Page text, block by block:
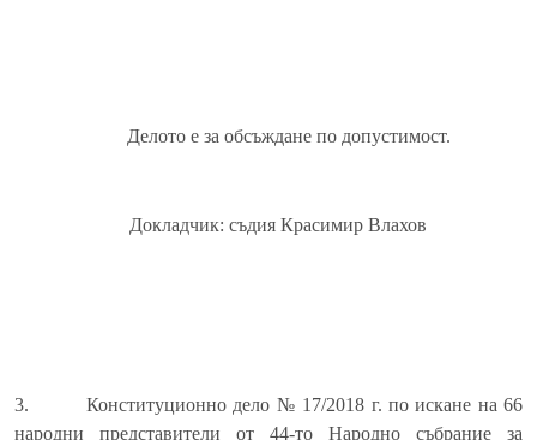
Делото е за обсъждане по допустимост.
Докладчик: съдия Красимир Влахов
3.
Конституционно дело № 17/2018 г. по искане на 66
народни представители от 44-то Народно събрание за